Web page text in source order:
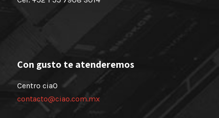
Con gusto te atenderemos
Centro ciaO
contacto@ciao.com.mx